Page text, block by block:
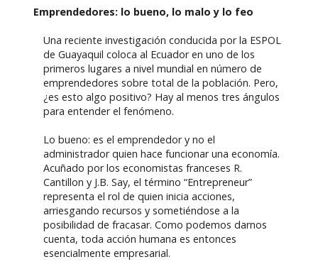
Emprendedores: lo bueno, lo malo y lo feo
Una reciente investigación conducida por la ESPOL
de Guayaquil coloca al Ecuador en uno de los
primeros lugares a nivel mundial en número de
emprendedores sobre total de la población. Pero,
¿es esto algo positivo? Hay al menos tres ángulos
para entender el fenómeno.
Lo bueno: es el emprendedor y no el
administrador quien hace funcionar una economía.
Acuñado por los economistas franceses R.
Cantillon y J.B. Say, el término “Entrepreneur”
representa el rol de quien inicia acciones,
arriesgando recursos y sometiéndose a la
posibilidad de fracasar. Como podemos darnos
cuenta, toda acción humana es entonces
esencialmente empresarial.